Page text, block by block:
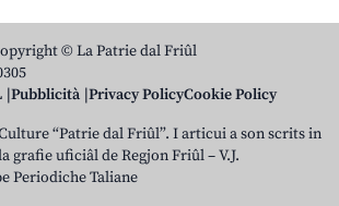
© La Patrie dal Friûl
Pubblicità Privacy PolicyCookie Policy
“Patrie dal Friûl”. I articui a son scrits in
grafie uficiâl de Regjon Friûl – V.J.
Periodiche Taliane